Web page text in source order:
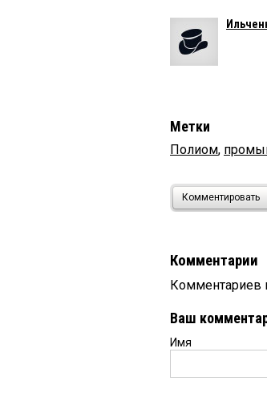
Метки
Полиом,
Комментировать
Комментарии
Комментариев
Ваш
Имя